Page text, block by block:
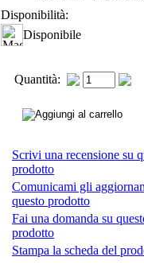
Disponibilità:
Disponibile
Quantità:
Scrivi una recensione su
prodotto
Comunicami gli
questo prodotto
Fai una domanda su
prodotto
Stampa la scheda del